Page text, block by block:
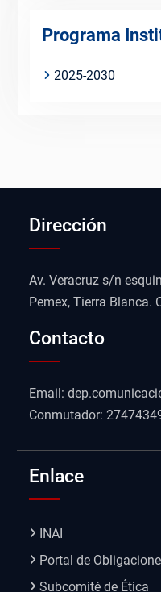
Programa
2025-2030
Dirección
Av. Veracruz s/n
Pemex, Tierra Blanca.
Contacto
Email:
Conmutador:
Enlace
INAI
Portal de
Subcomité de Ética